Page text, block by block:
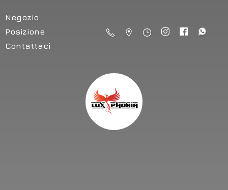
Negozio
Posizione
Contattaci